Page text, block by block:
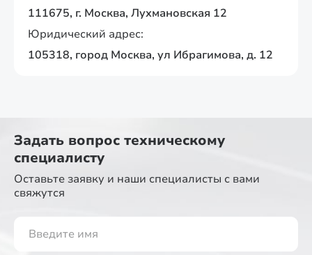
111675, г. Москва, Лухмановская 12
Юридический адрес:
105318, город Москва, ул Ибрагимова, д. 12
Задать вопрос техническому
специалисту
Оставьте заявку и наши специалисты с вами
свяжутся